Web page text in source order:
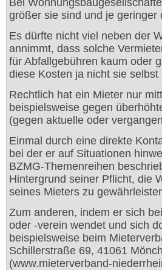
Bei
größer sie sind und je
Es dürfte nicht viel neben der
annimmt, dass solche
für Abfallgebühren kaum oder
diese Kosten ja nicht sie selbst
Rechtlich hat ein Mieter nur
beispielsweise gegen
(gegen aktuelle oder
Einmal durch eine direkte
bei der er auf Situationen
BZMG-Themenreihen
Hintergrund seiner Pflicht, die
seines Mieters zu
Zum anderen, indem er sich
oder -verein wendet und sich
beispielsweise beim
Schillerstraße 69, 41061
(www.mieterverband-